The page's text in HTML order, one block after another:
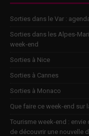
Sorties dans le Var :
Sorties dans les Alpes-
week-end
Sorties à Nice
Sorties à Cannes
Sorties à Monaco
Que faire ce week-end sur
Tourisme week-end : envie
de découvrir une nouvelle